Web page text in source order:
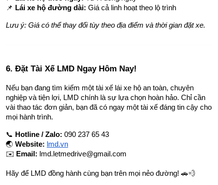
📌 Lái xe hộ đường dài: Giá cả linh hoạt theo lộ trình
Lưu ý: Giá có thể thay đổi tùy theo địa điểm và thời gian đặt xe.
6. Đặt Tài Xế LMD Ngay Hôm Nay!
Nếu bạn đang tìm kiếm một tài xế lái xe hộ an toàn, chuyên
nghiệp và tiện lợi, LMD chính là sự lựa chọn hoàn hảo. Chỉ cần
vài thao tác đơn giản, bạn đã có ngay một tài xế đáng tin cậy cho
mọi hành trình.
📞 Hotline / Zalo: 090 237 65 43
🌏 Website: lmd.vn
✉️ Email: lmd.letmedrive@gmail.com
Hãy để LMD đồng hành cùng bạn trên mọi nẻo đường! 🚗💨